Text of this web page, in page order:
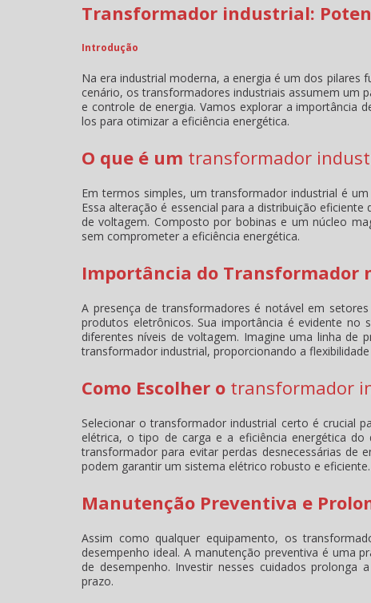
Transformador industrial:
Introdução
Na era industrial moderna, a energia é um dos
cenário, os transformadores industriais assumem um
e controle de energia. Vamos explorar a importância
los para otimizar a eficiência energética.
O que é um transformador
Em termos simples, umtransformador industrial é
Essa alteração é essencial para a distribuição
de voltagem. Composto por bobinas e um núcleo
sem comprometer a eficiência energética.
Importância do Transformador
A presença de transformadores é notável em
produtos eletrônicos. Sua importância é evidente no
diferentes níveis de voltagem. Imagine uma linha de
transformador industrial, proporcionando a
Como Escolher o transformador
Selecionar otransformador industrial certo é crucial
elétrica, o tipo de carga e a eficiência energética
transformador para evitar perdas desnecessárias de
podem garantir um sistema elétrico robusto e eficiente.
Manutenção Preventiva e
Assim como qualquer equipamento, os
desempenho ideal. A manutenção preventiva é uma
de desempenho. Investir nesses cuidados
prazo.